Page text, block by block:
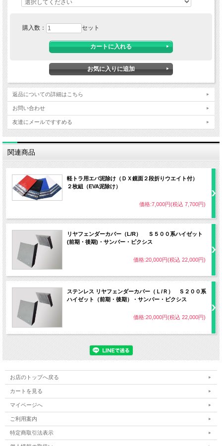
購入数： セット
返品についての詳細はこちら
お問い合わせ
友達にメールですすめる
関連商品
軽トラ用エバ泥除け（ＤＸ鏡面２段折りウエイト付）
２枚組（EVA泥除け）
価格:7,000円(税込 7,700円)
リヤフェンダーカバー（L/R） Ｓ５００系ハイゼット
(前期・後期)・サンバー・ピクシス
価格:20,000円(税込 22,000円)
ステンレス リヤフェンダーカバー（Ｌ/Ｒ） Ｓ２００系
ハイゼット（前期・後期）・サンバー・ピクシス
価格:20,000円(税込 22,000円)
お店のトップへ戻る
カートを見る
マイページへ
ご利用案内
特定商取引法表示